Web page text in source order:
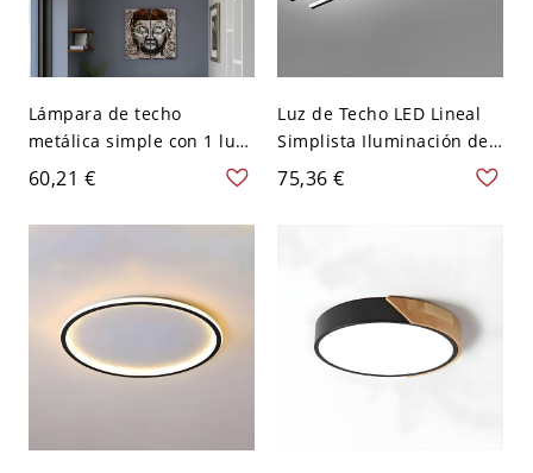
Lámpara de techo
metálica simple con 1 luz,
montada en el techo, tipo
semiempotrada
60,21 €
Luz de Techo LED Lineal
Simplista Iluminación de
Techo Metálica para Salón
75,36 €